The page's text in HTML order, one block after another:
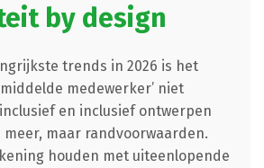
by design
trends in 2026 is het
medewerker’ niet
en inclusief ontwerpen
meer, maar randvoorwaarden.
houden met uiteenlopende